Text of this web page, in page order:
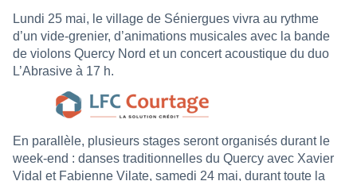
Lundi 25 mai, le village de Séniergues vivra au rythme
d’un vide-grenier, d’animations musicales avec la bande
de violons Quercy Nord et un concert acoustique du duo
L’Abrasive à 17 h.
En parallèle, plusieurs stages seront organisés durant le
week-end : danses traditionnelles du Quercy avec Xavier
Vidal et Fabienne Vilate, samedi 24 mai, durant toute la